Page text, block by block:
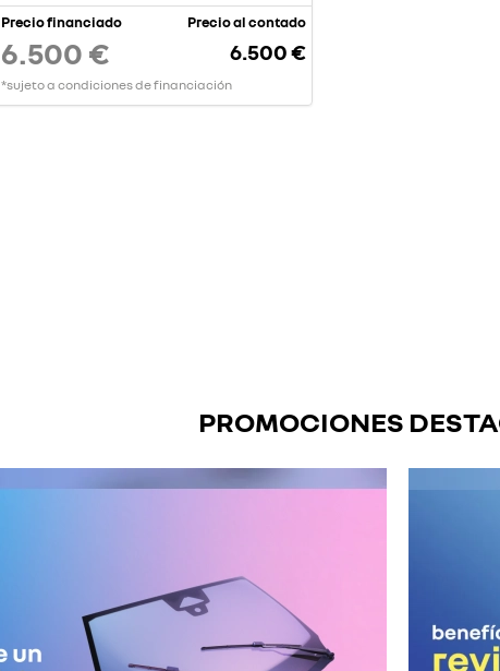
Precio financiado
6.500 €
*sujeto a condiciones de financiación
Precio al contado
6.500 €
PROMOCIONES